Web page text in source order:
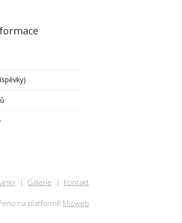
Galerie Kontakt
na platformě Mioweb